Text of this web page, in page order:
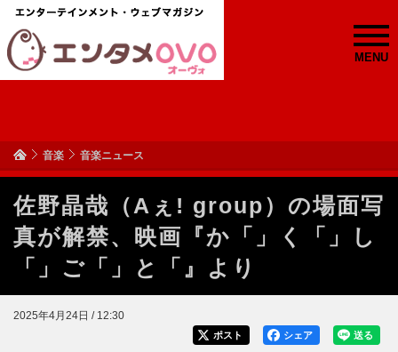
MENU
音楽 音楽ニュース
佐野晶哉（Aぇ! group）の場面写
真が解禁、映画『か「」く「」し
「」ご「」と「』より
2025年4月24日 / 12:30
送る
シェア
ポスト